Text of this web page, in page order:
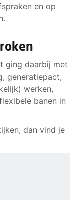
en op
ging daarbij met
generatiepact,
werken,
banen in
dan vind je